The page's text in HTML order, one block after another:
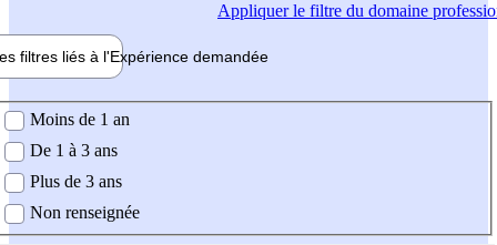
Appliquerle filtre du domaine
filtres liés à l'Expérience demandée
demandée
Moins de 1 an
De 1 à 3 ans
Plus de 3 ans
Non renseignée